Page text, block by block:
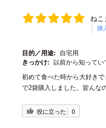
ねこ
購
目的／用途:
自宅用
きっかけ:
以前から知ってい
初めて食べた時から大好き
で2袋購入しました。皆んな
役に立った 0